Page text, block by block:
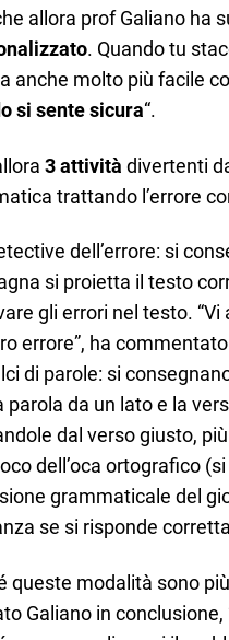
allora prof Galiano ha
. Quando tu
anche molto più facile
si sente sicura“.
3 attività divertenti
trattando l’errore
dell’errore: si
si proietta il testo
gli errori nel testo.
errore”, ha
di parole: si
parola da un lato e la
dal verso giusto,
dell’oca ortografico
grammaticale del
se si risponde
queste modalità sono
Galiano in